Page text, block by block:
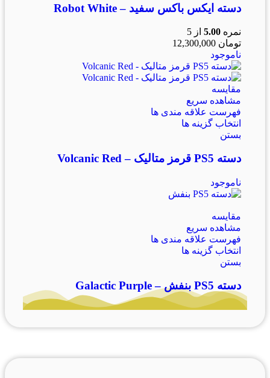
دسته ایکس باکس سفید – Robot White
نمره 5.00 از 5
تومان
ناموجود
مقایسه
مشاهده سریع
فهرست علاقه مندی ها
انتخاب گزینه ها
بستن
دسته PS5 قرمز متالیک – Volcanic Red
ناموجود
مقایسه
مشاهده سریع
فهرست علاقه مندی ها
انتخاب گزینه ها
بستن
دسته PS5 بنفش – Galactic Purple